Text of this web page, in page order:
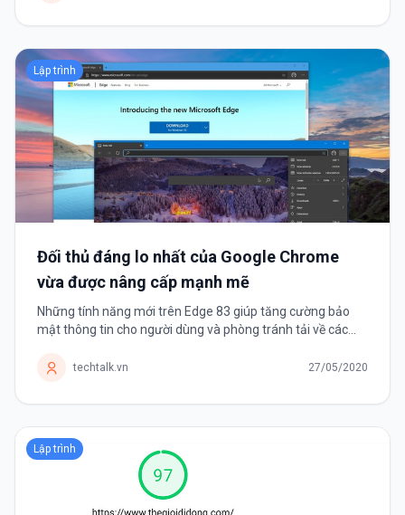
Lập trình
Đối thủ đáng lo nhất của Google Chrome
vừa được nâng cấp mạnh mẽ
Những tính năng mới trên Edge 83 giúp tăng cường bảo
mật thông tin cho người dùng và phòng tránh tải về các
được vài tháng...
techtalk.vn 27/05/2020
Lập trình